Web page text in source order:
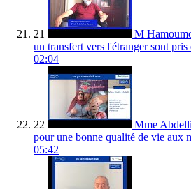
21
M
un transfert vers l'étranger sont
02:04
22
Mme
pour une bonne qualité de vie aux
05:42